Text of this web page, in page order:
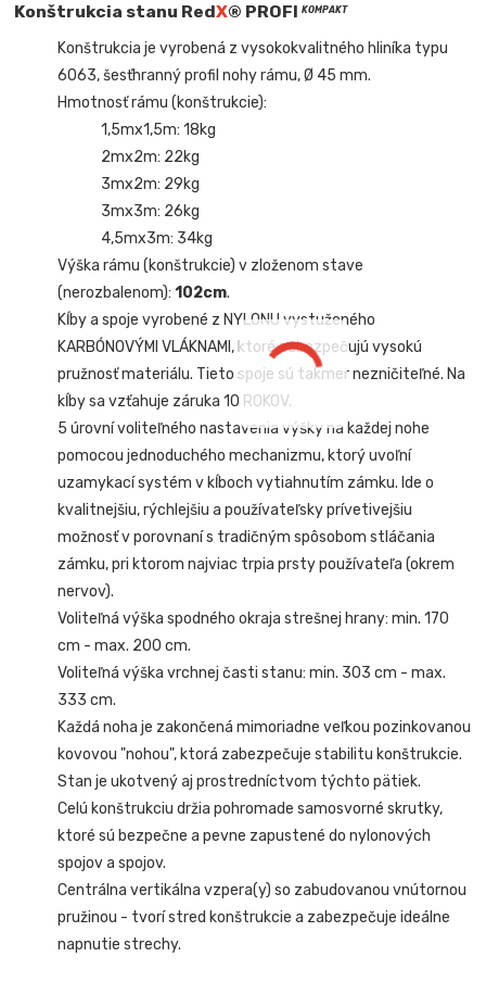
Konštrukcia stanu RedX® PROFI KOMPAKT
Konštrukcia je vyrobená z vysokokvalitného hliníka typu
6063, šesťhranný profil nohy rámu, Ø 45 mm.
Hmotnosť rámu (konštrukcie):
1,5mx1,5m: 18kg
2mx2m: 22kg
3mx2m: 29kg
3mx3m: 26kg
4,5mx3m: 34kg
Výška rámu (konštrukcie) v zloženom stave
(nerozbalenom):102cm.
Kĺby a spoje vyrobené z NYLONU vystuženého
KARBÓNOVÝMI VLÁKNAMI, ktoré zabezpečujú vysokú
pružnosť materiálu. Tieto spoje sú takmer nezničiteľné. Na
kĺby sa vzťahuje záruka 10 ROKOV.
5 úrovní voliteľného nastavenia výšky na každej nohe
pomocou jednoduchého mechanizmu, ktorý uvoľní
uzamykací systém v kĺboch vytiahnutím zámku. Ide o
kvalitnejšiu, rýchlejšiu a používateľsky prívetivejšiu
možnosť v porovnaní s tradičným spôsobom stláčania
zámku, pri ktorom najviac trpia prsty používateľa (okrem
nervov).
Voliteľná výška spodného okraja strešnej hrany: min. 170
cm - max. 200 cm.
Voliteľná výška vrchnej časti stanu: min. 303 cm - max.
333 cm.
Každá noha je zakončená mimoriadne veľkou pozinkovanou
kovovou "nohou", ktorá zabezpečuje stabilitu konštrukcie.
Stan je ukotvený aj prostredníctvom týchto pätiek.
Celú konštrukciu držia pohromade samosvorné skrutky,
ktoré sú bezpečne a pevne zapustené do nylonových
spojov a spojov.
Centrálna vertikálna vzpera(y) so zabudovanou vnútornou
pružinou - tvorí stred konštrukcie a zabezpečuje ideálne
napnutie strechy.